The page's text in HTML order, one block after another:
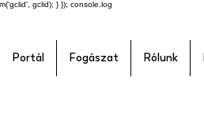
gclid); } }); console.log
Portál Fogászat Rólunk